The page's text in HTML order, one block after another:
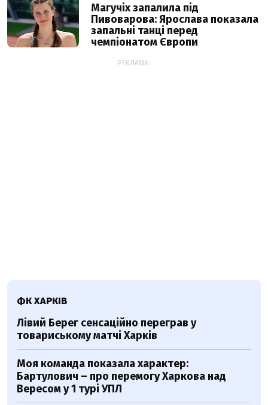
Магучіх запалила під
Пивоварова: Ярослава показала
запальні танці перед
чемпіонатом Європи
РЕКЛАМА:
ФК ХАРКІВ
Лівий Берег сенсаційно переграв у
товариському матчі Харків
Моя команда показала характер:
Бартулович – про перемогу Харкова над
Вересом у 1 турі УПЛ